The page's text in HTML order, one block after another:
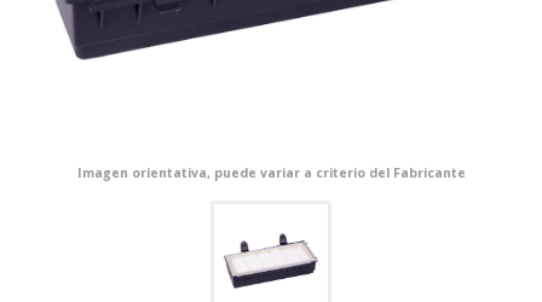
Imagen orientativa, puede variar a criterio del Fabricante